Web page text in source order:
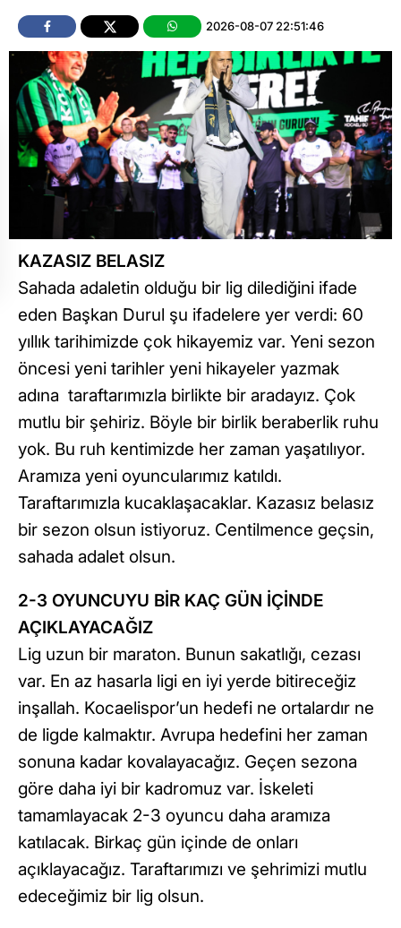
2026-08-07 22:51:46
KAZASIZ BELASIZ
Sahada adaletin olduğu bir lig dilediğini ifade
eden Başkan Durul şu ifadelere yer verdi: 60
yıllık tarihimizde çok hikayemiz var. Yeni sezon
öncesi yeni tarihler yeni hikayeler yazmak
adına taraftarımızla birlikte bir aradayız. Çok
mutlu bir şehiriz. Böyle bir birlik beraberlik ruhu
yok. Bu ruh kentimizde her zaman yaşatılıyor.
Aramıza yeni oyuncularımız katıldı.
Taraftarımızla kucaklaşacaklar. Kazasız belasız
bir sezon olsun istiyoruz. Centilmence geçsin,
sahada adalet olsun.
2-3 OYUNCUYU BİR KAÇ GÜN İÇİNDE
AÇIKLAYACAĞIZ
Lig uzun bir maraton. Bunun sakatlığı, cezası
var. En az hasarla ligi en iyi yerde bitireceğiz
inşallah. Kocaelispor’un hedefi ne ortalardır ne
de ligde kalmaktır. Avrupa hedefini her zaman
sonuna kadar kovalayacağız. Geçen sezona
göre daha iyi bir kadromuz var. İskeleti
tamamlayacak 2-3 oyuncu daha aramıza
katılacak. Birkaç gün içinde de onları
açıklayacağız. Taraftarımızı ve şehrimizi mutlu
edeceğimiz bir lig olsun.